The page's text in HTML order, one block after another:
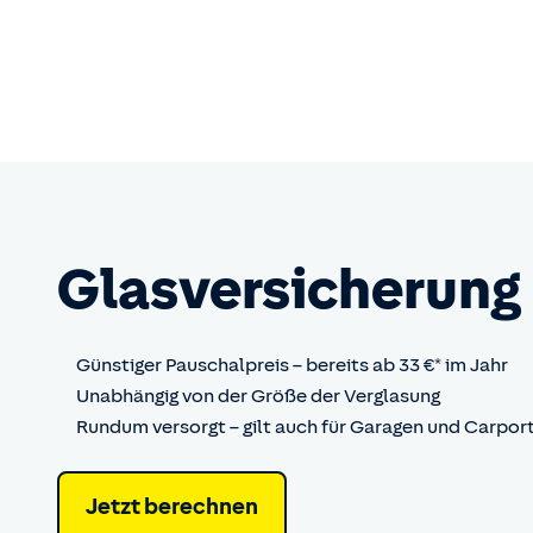
Glas­versicherung
Günstiger Pauschalpreis – bereits ab 33 €* im Jahr
Unabhängig von der Größe der Verglasung
Rundum versorgt – gilt auch für Garagen und
Jetzt berechnen